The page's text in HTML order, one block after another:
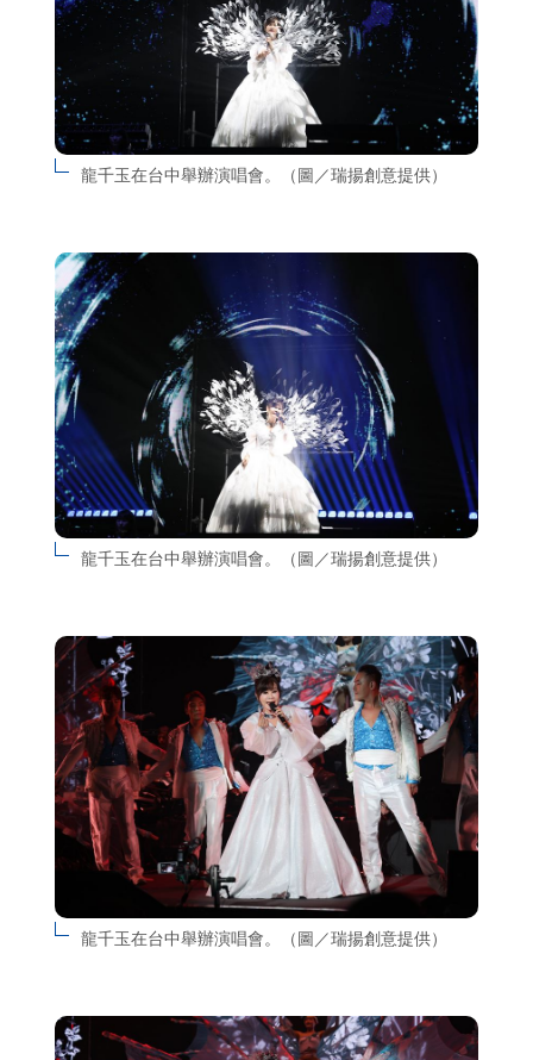
龍千玉在台中舉辦演唱會。（圖／瑞揚創意提供）
龍千玉在台中舉辦演唱會。（圖／瑞揚創意提供）
龍千玉在台中舉辦演唱會。（圖／瑞揚創意提供）